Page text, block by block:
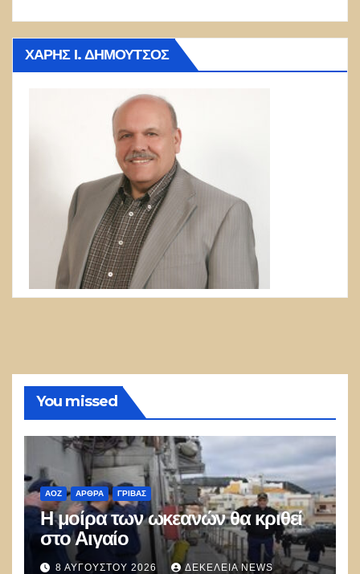
ΧΆΡΗΣ Ι. ΔΗΜΟΎΤΣΟΣ
You missed
ΑΟΖ ΑΡΘΡΑ ΓΡΊΒΑΣ
Η μοίρα των ωκεανών θα κριθεί
στο Αιγαίο
8 ΑΥΓΟΎΣΤΟΥ 2026 ΔΕΚΈΛΕΙΑ NEWS